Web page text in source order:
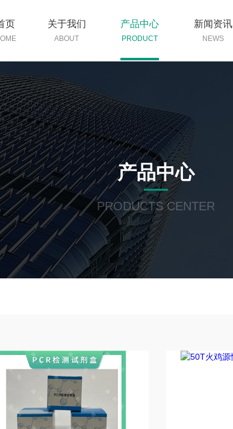
页 关于我们
ABOUT
产品中心
PRODUCT
新闻资讯
NEWS
产品中心
PRODUCTS CENTER